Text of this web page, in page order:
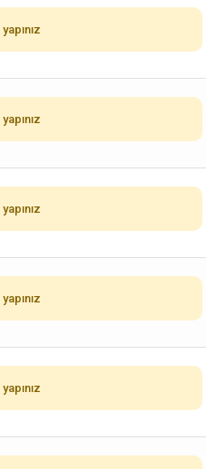
yapınız
yapınız
yapınız
yapınız
yapınız